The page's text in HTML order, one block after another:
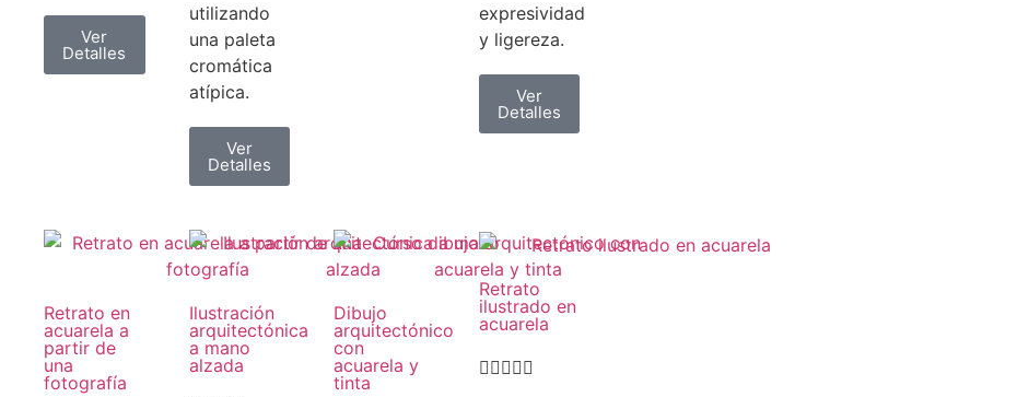
Ver
Detalles
utilizando
una paleta
cromática
atípica.
Ver
Detalles
expresividad
y ligereza.
Ver
Detalles
Retrato en
acuarela a
partir de
una
fotografía
Ilustración
arquitectónica
a mano
alzada
Dibujo
arquitectónico
con
acuarela y
tinta
Retrato
ilustrado en
acuarela
